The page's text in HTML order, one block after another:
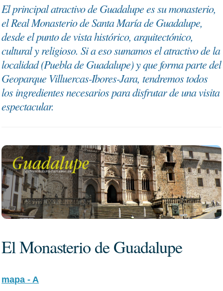
El principal atractivo de Guadalupe es su monasterio,
el Real Monasterio de Santa María de Guadalupe,
desde el punto de vista histórico, arquitectónico,
cultural y religioso. Si a eso sumamos el atractivo de la
localidad (Puebla de Guadalupe) y que forma parte del
Geoparque Villuercas-Ibores-Jara, tendremos todos
los ingredientes necesarios para disfrutar de una visita
espectacular.
El Monasterio de Guadalupe
mapa - A